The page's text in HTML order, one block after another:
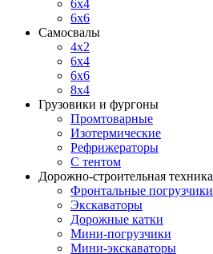
6x4
6x6
Самосвалы
4x2
6x4
6x6
8x4
Грузовики и фургоны
Промтоварные
Изотермические
Рефрижераторы
С тентом
Дорожно-строительная техника
Фронтальные погрузчики
Экскаваторы
Дорожные катки
Мини-погрузчики
Мини-экскаваторы